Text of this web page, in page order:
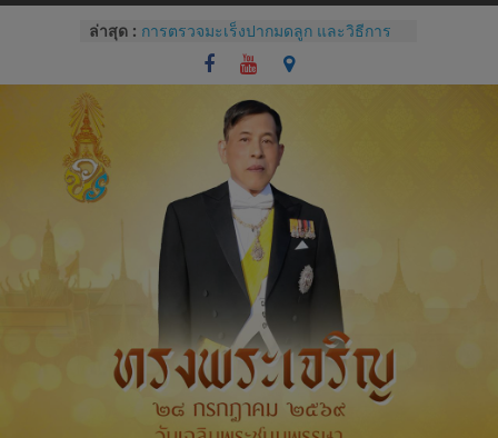
Skip
ล่าสุด : การตรวจมะเร็งปากมดลูก และวิธีการ
ใช้โปรแกรม colpo IT Pro
แบบประเมินทักษะปฏิบัติการซักประวัติ
และการตรวจครรภ์
โรคไม่ติดต่อเรื้อรังกับสุขภาช่องปาก
และแนวทางปฏิบัติทางคลินิกสำหรับผู้
ป่วยทันตกรรม
Competency หัวใจของการบริหารของ
บุคลากรโรงพยาบาล
การปราศจากเชื้อด้วยเครื่องนึ่งฆ่าเชื้อ
จุลินทรีย์